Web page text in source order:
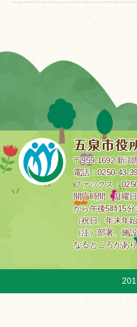
〒959-1692 新潟
電話：0250-43-
ファックス：
開庁時間：月曜
から午後5時15分
（祝日、年末年
（注）部署、施
なるところがあり